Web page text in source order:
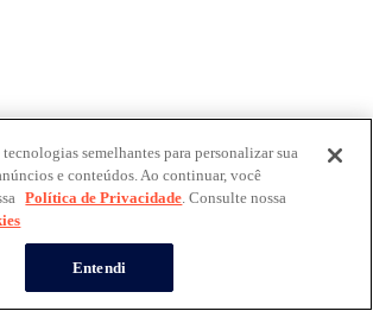
semelhantes para personalizar sua
e conteúdos. Ao continuar, você
Política de Privacidade. Consulte nossa
Entendi